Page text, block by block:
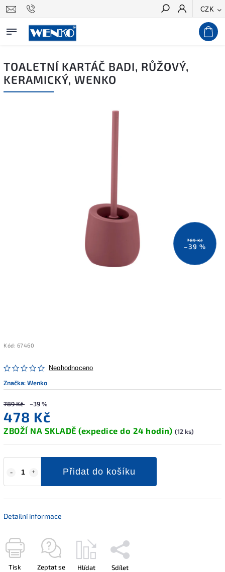
CZK
Hledat
TOALETNÍ KARTÁČ BADI, RŮŽOVÝ,
KERAMICKÝ, WENKO
789 Kč
–39 %
Kód: 67460
Neohodnoceno
Značka:Wenko
789 Kč –39 %
478 Kč
ZBOŽÍ NA SKLADĚ (expedice do 24 hodin) (12 ks)
Přidat do košíku
Detailní informace
Tisk Zeptat se Hlídat Sdílet